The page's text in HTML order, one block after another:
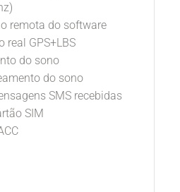
remota do software
real GPS+LBS
do sono
do sono
SMS recebidas
SIM